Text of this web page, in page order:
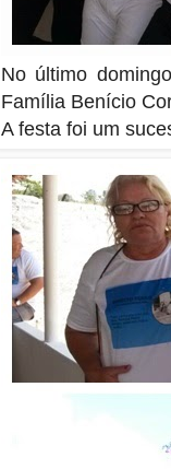
No último
Família Benício
A festa foi um